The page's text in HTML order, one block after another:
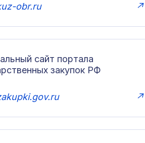
obr.ru ↗
сайт портала
закупок РФ
↗